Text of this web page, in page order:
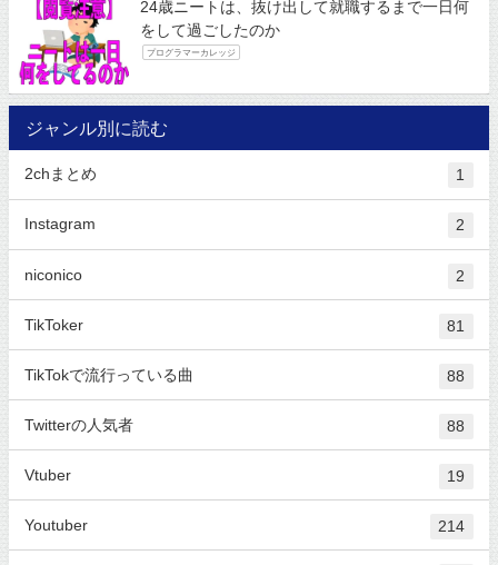
24歳ニートは、抜け出して就職するまで一日何
をして過ごしたのか
プログラマーカレッジ
ジャンル別に読む
2chまとめ 1
Instagram 2
niconico 2
TikToker 81
TikTokで流行っている曲 88
Twitterの人気者 88
Vtuber 19
Youtuber 214